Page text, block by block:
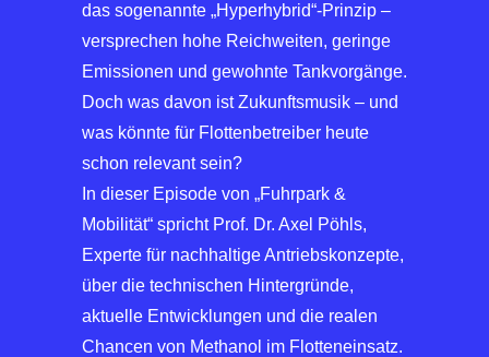
das sogenannte „Hyperhybrid“-Prinzip –
versprechen hohe Reichweiten, geringe
Emissionen und gewohnte Tankvorgänge.
Doch was davon ist Zukunftsmusik – und
was könnte für Flottenbetreiber heute
schon relevant sein?
In dieser Episode von „Fuhrpark &
Mobilität“ spricht Prof. Dr. Axel Pöhls,
Experte für nachhaltige Antriebskonzepte,
über die technischen Hintergründe,
aktuelle Entwicklungen und die realen
Chancen von Methanol im Flotteneinsatz.